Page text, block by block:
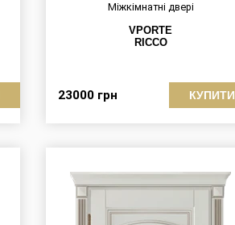
Міжкімнатні двері
VPORTE
RICCO
23000 грн КУПИТИ